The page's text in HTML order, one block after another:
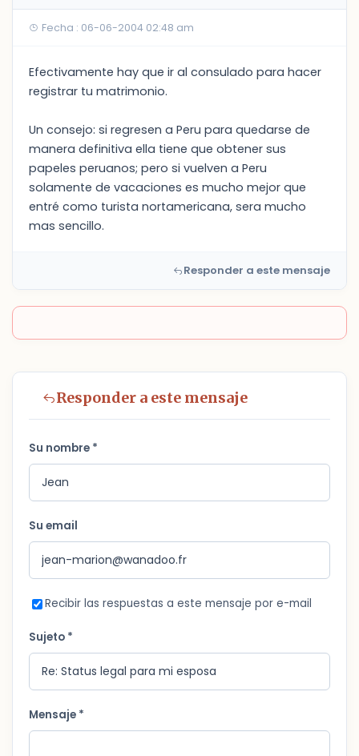
Fecha : 06-06-2004 02:48 am
Efectivamente hay que ir al consulado para hacer
registrar tu matrimonio.
Un consejo: si regresen a Peru para quedarse de
manera definitiva ella tiene que obtener sus
papeles peruanos; pero si vuelven a Peru
solamente de vacaciones es mucho mejor que
entré como turista nortamericana, sera mucho
mas sencillo.
Responder a este mensaje
Responder a este mensaje
Su nombre *
Su email
Recibir las respuestas a este mensaje por e-mail
Sujeto *
Mensaje *